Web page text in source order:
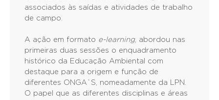
associados às saídas e atividades de trabalho
de campo.
A ação em formato e-learning, abordou nas
primeiras duas sessões o enquadramento
histórico da Educação Ambiental com
destaque para a origem e função de
diferentes ONGA`S, nomeadamente da LPN.
O papel que as diferentes disciplinas e áreas